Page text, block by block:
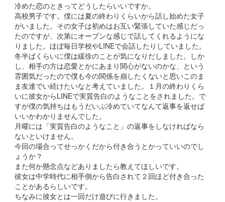
冷めた恋のときってどうしたらいいですか。
高校男子です。僕には夏の終わりくらいから話し始めた女子
がいました。その女子は初めはお互い緊張していた感じだっ
たのですが、次第にオープンな感じで話してくれるようにな
りました。ほぼ毎日学校やLINEで会話したりしていました。
冬半ばくらいに僕は緩徐のことが気になりだしました。しか
し、相手の方は恋愛とかにあまり関心がないのかな、という
雰囲気だったので僕も今の関係を崩したくないと思いこのま
ま友達でい続けたいなと考えていました。１月の終わりくら
いに彼女からLINEで実質告白のようなことをされました。で
すが僕の気持ちはもうだいぶ冷めていてなんて返事を返せば
いいかわかりませんでした。
月曜には「実質告白のようなこと」の返事をしなければなら
ないといけません。
今回の場合ってせっかくだから付き合うとかっていいのでし
ょうか？
また何か懸念点などありましたら教えてほしいです。
彼女は中学時代に相手側から告白されて２回ほど付き合った
ことがあるらしいです。
ちなみに彼女とは一回だけ遊びに行きました。